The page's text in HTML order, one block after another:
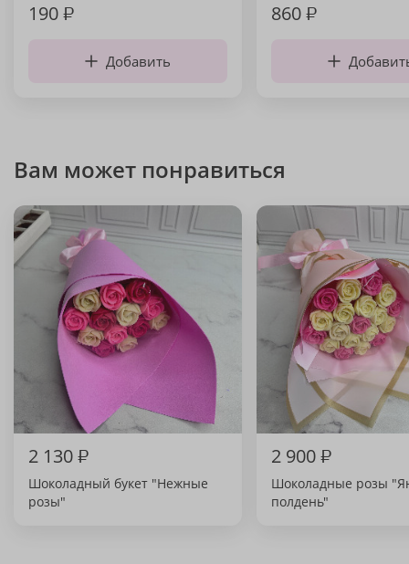
190₽
Добавить
860₽
Вам может понравиться
2 130₽
Шоколадный букет "Нежные
розы"
2 900₽
Шоколадные розы
полдень"